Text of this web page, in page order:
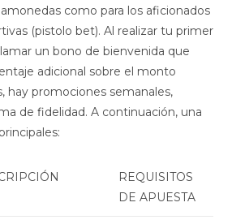
como para los aficionados
(pistolo bet). Al realizar tu primer
un bono de bienvenida que
adicional sobre el monto
hay promociones semanales,
de fidelidad. A continuación, una
REQUISITOS
DE APUESTA